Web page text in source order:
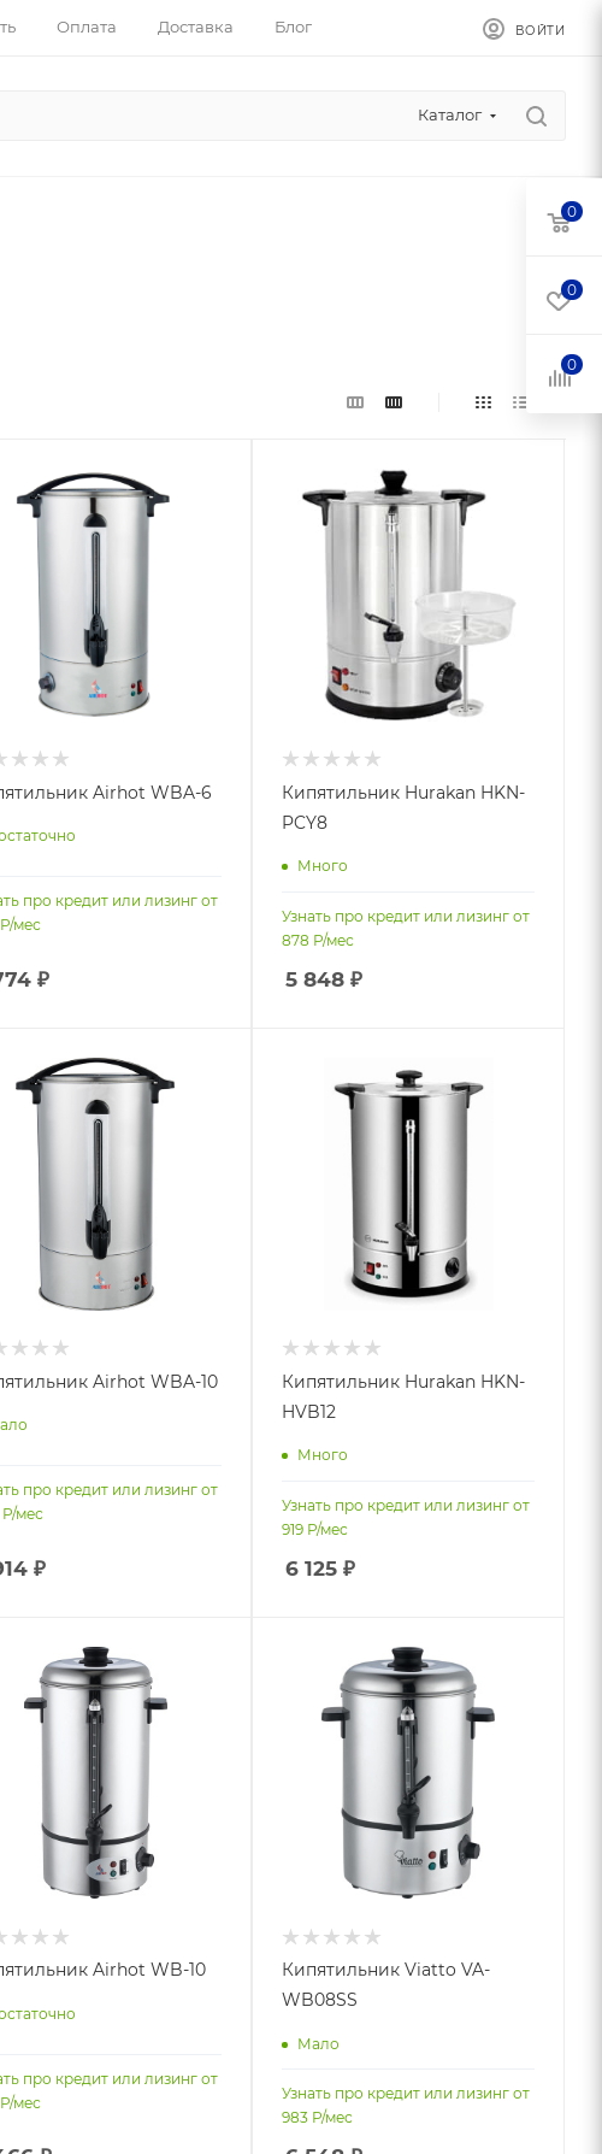
Оплата Доставка Блог ВОЙТИ
Каталог
Airhot WBA-6
про кредит или лизинг от
мес
₽
Кипятильник Hurakan HKN-
PCY8
Много
Узнать про кредит или лизинг от
878 Р/мес
5 848 ₽
Airhot WBA-10
про кредит или лизинг от
Р/мес
₽
Кипятильник Hurakan HKN-
HVB12
Много
Узнать про кредит или лизинг от
919 Р/мес
6 125 ₽
Airhot WB-10
про кредит или лизинг от
мес
Кипятильник Viatto VA-
WB08SS
Мало
Узнать про кредит или лизинг от
983 Р/мес
0
0
0